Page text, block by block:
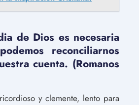
de Dios es necesaria
reconciliarnos
cuenta. (Romanos
y clemente, lento para